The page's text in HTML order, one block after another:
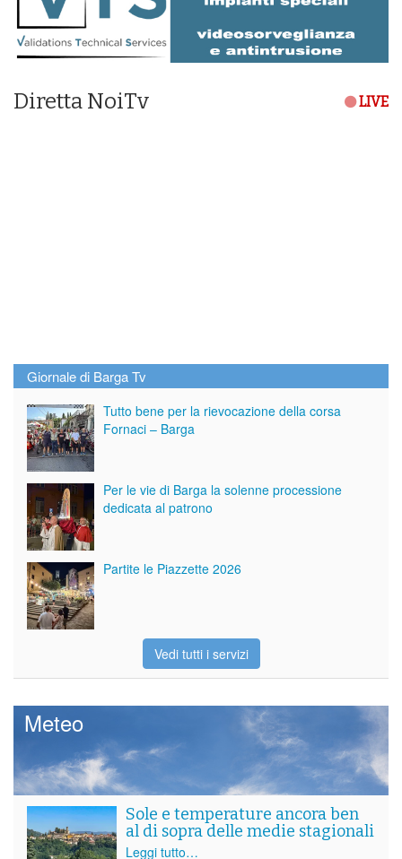
Diretta NoiTv LIVE
Giornale di Barga Tv
Tutto bene per la rievocazione della corsa
Fornaci – Barga
Per le vie di Barga la solenne processione
dedicata al patrono
Partite le Piazzette 2026
Vedi tutti i servizi
Meteo
Sole e temperature ancora ben
al di sopra delle medie stagionali
Leggi tutto…